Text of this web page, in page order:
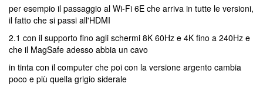
per esempio il passaggio al Wi-Fi 6E che arriva in tutte le versioni,
il fatto che si passi all'HDMI
2.1 con il supporto fino agli schermi 8K 60Hz e 4K fino a 240Hz e
che il MagSafe adesso abbia un cavo
in tinta con il computer che poi con la versione argento cambia
poco e più quella grigio siderale